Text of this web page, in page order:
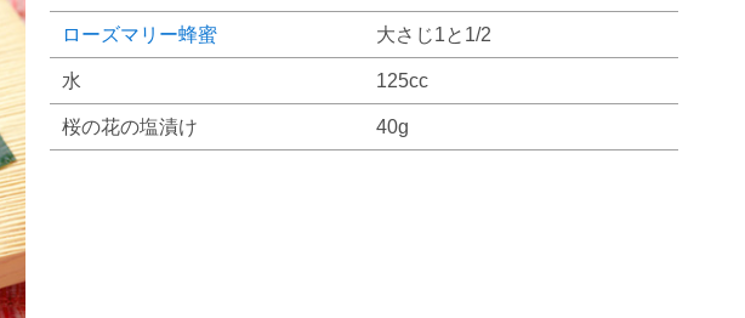
ローズマリー蜂蜜 大さじ1と1/2
水 125cc
桜の花の塩漬け 40g